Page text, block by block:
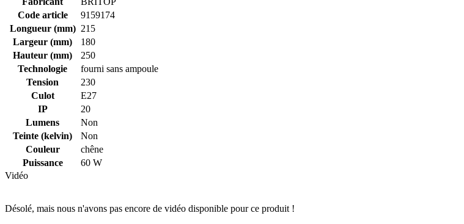
Code article
9159174
Longueur (mm) 215
Largeur (mm)
180
Hauteur (mm)
250
Technologie
fourni sans ampoule
Tension
230
Culot
E27
IP
20
Lumens
Non
Teinte (kelvin)
Non
Couleur
chêne
Puissance
60 W
Vidéo
Désolé, mais nous n'avons pas encore de vidéo disponible pour ce produit !